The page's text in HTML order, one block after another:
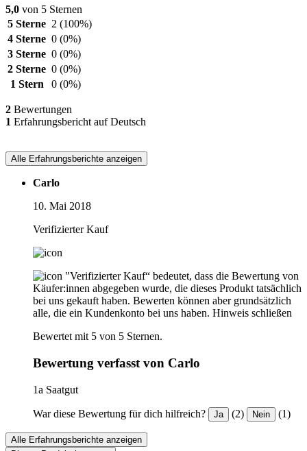
5,0 von 5 Sternen
5 Sterne 2 (100%)
4 Sterne 0 (0%)
3 Sterne 0 (0%)
2 Sterne 0 (0%)
1 Stern
0 (0%)
2 Bewertungen
1 Erfahrungsbericht auf Deutsch
Alle Erfahrungsberichte anzeigen
Carlo
10. Mai 2018
Verifizierter Kauf
"Verifizierter Kauf“ bedeutet, dass die Bewertung von
Käufer:innen abgegeben wurde, die dieses Produkt tatsächlich
bei uns gekauft haben. Bewerten können aber grundsätzlich
alle, die ein Kundenkonto bei uns haben. Hinweis schließen
Bewertet mit 5 von 5 Sternen.
Bewertung verfasst von Carlo
1a Saatgut
War diese Bewertung für dich hilfreich? Ja (2) Nein (1)
Alle Erfahrungsberichte anzeigen